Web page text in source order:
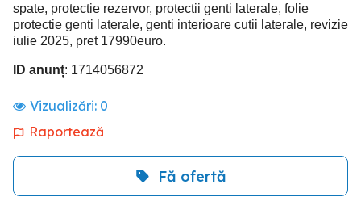
spate, protectie rezervor, protectii genti laterale, folie
protectie genti laterale, genti interioare cutii laterale, revizie
iulie 2025, pret 17990euro.
ID anunț: 1714056872
Vizualizări: 0
Raportează
Fă ofertă